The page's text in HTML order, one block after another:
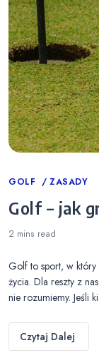
Categories
GOLF ZASADY
Golf – jak
2 mins read
Golf to sport, w który
życia. Dla reszty z
nie rozumiemy. Jeśli
Czytaj Dalej